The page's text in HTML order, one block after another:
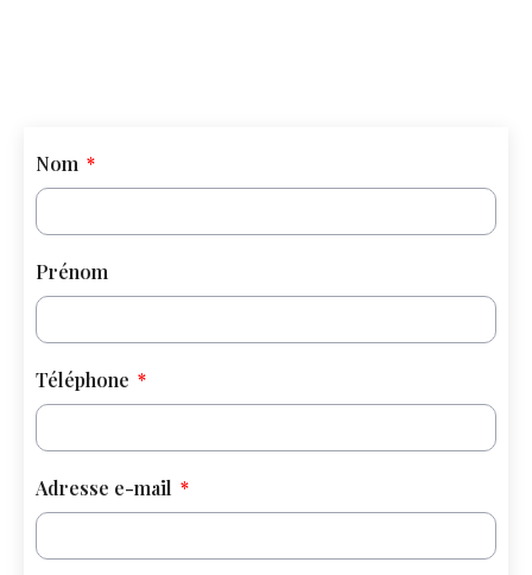
Nom
Prénom
Téléphone
Adresse e-mail